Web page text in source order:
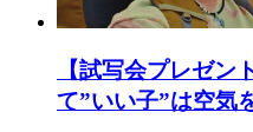
【試写会プレゼン
て”いい子”は空気